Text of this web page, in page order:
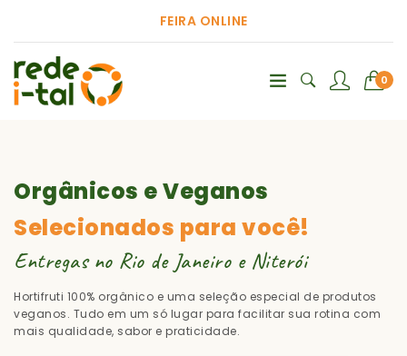
FEIRA ONLINE
0
Orgânicos e Veganos
Selecionados para você!
Entregas no Rio de Janeiro e Niterói
Hortifruti 100% orgânico e uma seleção especial de produtos
veganos. Tudo em um só lugar para facilitar sua rotina com
mais qualidade, sabor e praticidade.